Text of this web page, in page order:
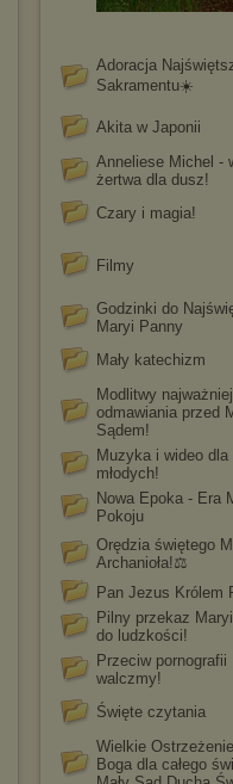
Adoracja
Sakramentu☀️
Akita w Japonii
Anneliese Michel -
żertwa dla dusz!
Czary i magia!
Filmy
Godzinki do
Maryi Panny
Mały katechizm
Modlitwy
odmawiania przed
Sądem!
Muzyka i wideo dla
młodych!
Nowa Epoka - Era
Pokoju
Orędzia świętego
Archanioła!⚖️
Pan Jezus Królem
Pilny przekaz
do ludzkości!
Przeciw pornografii
walczmy!
Święte czytania
Wielkie
Boga dla całego